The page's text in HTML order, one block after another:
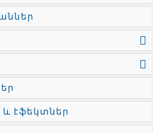
և էֆեկտներ